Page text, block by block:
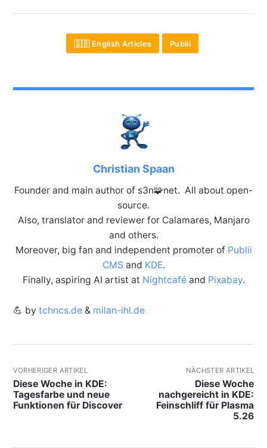
🇬🇧 English Articles Publii
Christian Spaan
Founder and main author of s3n🧩net. All about open-
source.
Also, translator and reviewer for Calamares, Manjaro
and others.
Moreover, big fan and independent promoter of Publii
CMS and KDE.
Finally, aspiring AI artist at Nightcaféand Pixabay.
💪 by tchncs.de& milan-ihl.de
VORHERIGER ARTIKEL
Diese Woche in KDE:
Tagesfarbe und neue
Funktionen für Discover
NÄCHSTER ARTIKEL
Diese Woche
nachgereicht in KDE:
Feinschliff für Plasma
5.26